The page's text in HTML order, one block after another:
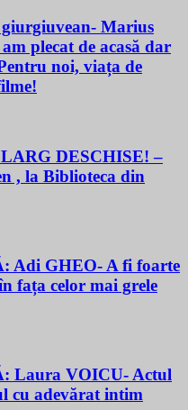
Marius
plecat de acasă dar
noi, viața de
DESCHISE! –
, la Biblioteca din
Adi GHEO- A fi foarte
fața celor mai grele
Laura VOICU- Actul
cu adevărat intim